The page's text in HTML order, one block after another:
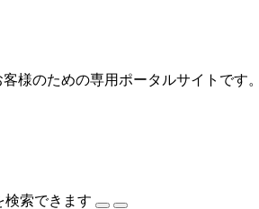
客様のための専用ポータルサイトで
検索できます